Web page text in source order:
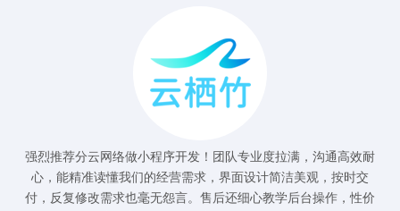
强烈推荐分云网络做小程序开发！团队专业度拉满，沟通高效耐
心，能精准读懂我们的经营需求，界面设计简洁美观，按时交
付，反复修改需求也毫无怨言。售后还细心教学后台操作，性价